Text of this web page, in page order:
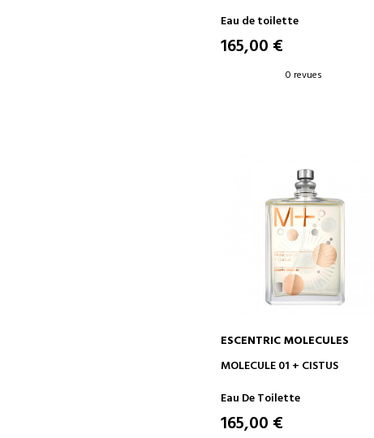
Eau de toilette
165,00 €
0 revues
AJOUTER AU PANIER
ESCENTRIC MOLECULES
MOLECULE 01 + CISTUS
Eau De Toilette
165,00 €